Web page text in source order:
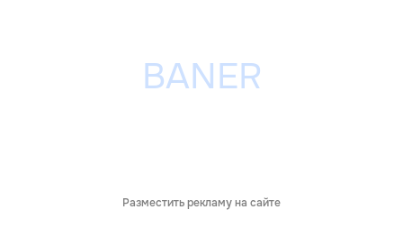
Разместить рекламу на сайте